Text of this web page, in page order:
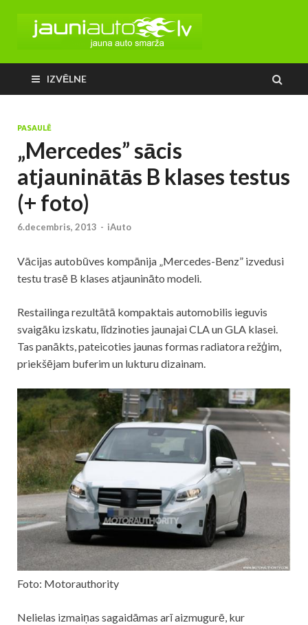
IZVĒLNE
PASAULĒ
„Mercedes” sācis
atjauninātās B klases testus
(+ foto)
6.decembris, 2013 - iAuto
Vācijas autobūves kompānija „Mercedes-Benz” izvedusi
testu trasē B klases atjaunināto modeli.
Restailinga rezultātā kompaktais automobilis ieguvis
svaigāku izskatu, līdzinoties jaunajai CLA un GLA klasei.
Tas panākts, pateicoties jaunas formas radiatora režģim,
priekšējam buferim un lukturu dizainam.
Foto: Motorauthority
Nelielas izmaiņas sagaidāmas arī aizmugurē, kur